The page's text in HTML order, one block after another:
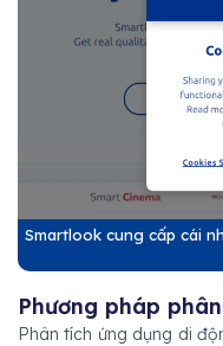
Smartlook cung cấp cái
Phương pháp
Phân tích ứng dụng di